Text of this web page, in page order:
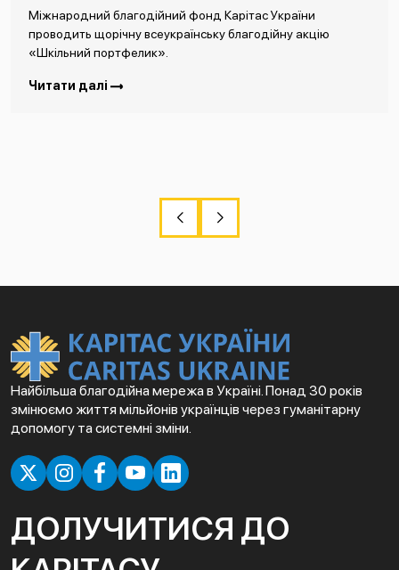
Міжнародний благодійний фонд Карітас України
проводить щорічну всеукраїнську благодійну акцію
«Шкільний портфелик».
Читати далі
Найбільша благодійна мережа в Україні. Понад 30 років
змінюємо життя мільйонів українців через гуманітарну
допомогу та системні зміни.
ДОЛУЧИТИСЯ ДО